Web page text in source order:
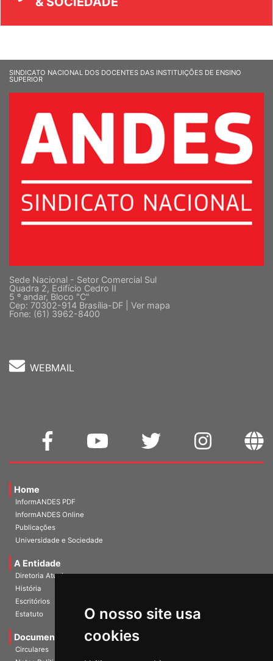
O nosso site usa
cookies
SINDICATO NACIONAL DOS DOCENTES DAS INSTITUIÇÕES DE ENSINO
SUPERIOR
Sede Nacional - Setor Comercial Sul
Quadra 2, Edifício Cedro II
5 º andar, Bloco "C"
Cep: 70302-914 Brasília-DF | Ver mapa
Fone: (61) 3962-8400
WEBMAIL
Home
InformANDES PDF
InformANDES Online
Publicações
Universidade e Sociedade
A Entidade
Diretoria Atual
História
Escritórios
Estatuto
Documentos
Circulares